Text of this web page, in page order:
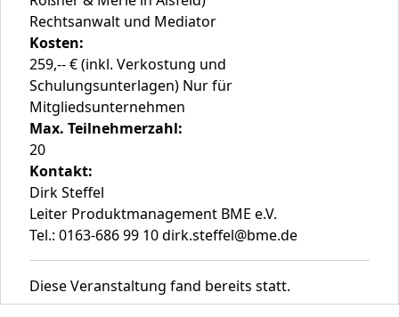
Rechtsanwalt und Mediator
Kosten:
259,-- € (inkl. Verkostung und
Schulungsunterlagen) Nur für
Mitgliedsunternehmen
Max. Teilnehmerzahl:
20
Kontakt:
Dirk Steffel
Leiter Produktmanagement BME e.V.
Tel.: 0163-686 99 10 dirk.steffel@bme.de
Diese Veranstaltung fand bereits statt.